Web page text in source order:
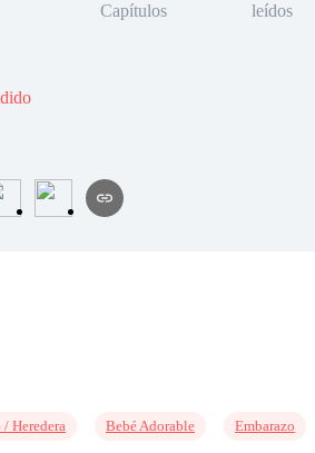
Capítulos leídos
/ Heredera Bebé Adorable Embarazo